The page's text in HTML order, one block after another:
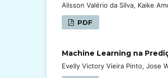
Alisson Valério da Silva, Kaike
PDF
Machine Learning na
Evelly Victory Vieira Pinto, Jose